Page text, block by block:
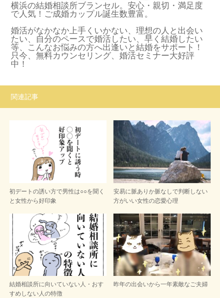
横浜の結婚相談所ブランセル。安心・親切・満足度
で人気！ご成婚カップル誕生数豊富。
婚活がなかなか上手くいかない、理想の人と出会い
たい、自分のペースで婚活したい、早く結婚したい
等、こんなお悩みの方へ出逢いと結婚をサポート！
只今、無料カウンセリング、婚活セミナー大好評
中！
関連記事
初デートの誘い方で男性は○○を聞く
と女性から好印象
安易に脈ありか脈なしで判断しない
方がいい女性の恋愛心理
結婚相談所に向いていない人・おす
すめしない人の特徴
昨年の出会いから一年素敵なご夫婦